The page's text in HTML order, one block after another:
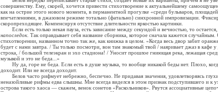
совершенству. Ему, скорей, хочется привести стихотворение к актуальнейшему
как на острие этого нового момента, в перманентной прогулке «среди бульваров,
впечатлениями, в джазовом режиме тотально (фатально) синхронной импровизации.
скоропреходящее. Компенсируя отсутствие длительности яркостью картинки.
Если есть только некая пауза, есть зависание между секундой и вечностью, то
напоследок . Так оправдывает себя название сборника, которое сначала кажется
стихотворении, названном точно так же, как книжка в целом. «Когда весь двор забит
будет с нами завтра. / Ты только посмотри, вон там знакомый твой / наяривает джаз в кафе
строка, / большой телеэкран и эхо стадиона! / Уносит прошлое гниющая река, лежащая
музыкой и это не беда...»
Ну да, горе не беда. Если есть в душе музыка, то вообще никакой беды нет. Плохо,
доходит. Или не всегда доходит.
Белов часто рифмует небрежно, беспечно. Не придавая значения, удовлетворяясь
неназойливые рифмы едва слышны. Мне всегда виделся в этом признак подступившего и к
острова такого хаоса — скажем, венок сонетов «Раскольников». Рвутся ассоциативные